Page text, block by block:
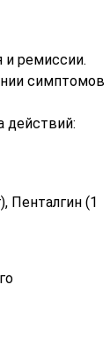
и ремиссии.
симптомов
действий:
Пенталгин (1